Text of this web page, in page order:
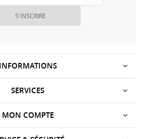
S'INSCRIRE
INFORMATIONS
SERVICES
MON COMPTE